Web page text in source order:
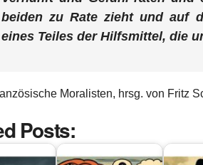
beiden zu Rate zieht und auf
eines Teiles der Hilfsmittel, die
Moralisten, hrsg. von Fritz
Posts: